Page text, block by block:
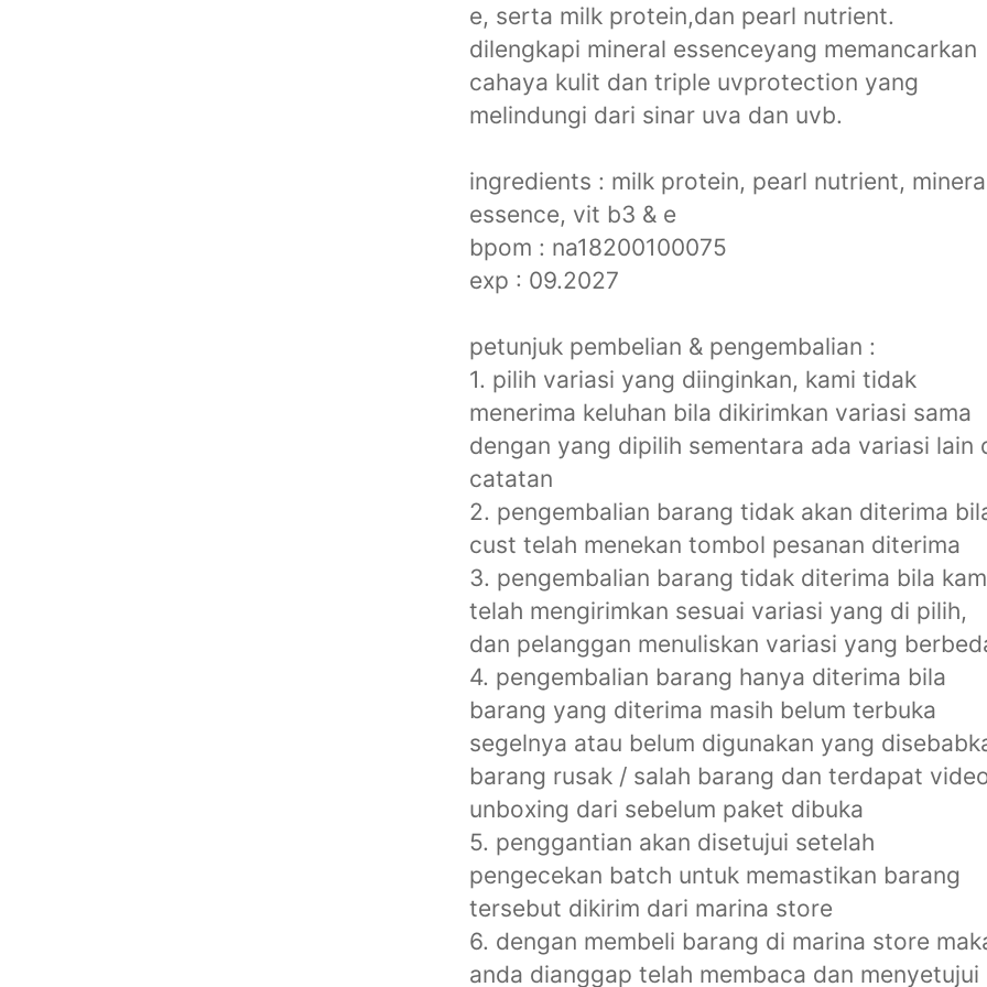
e, serta milk protein,dan pearl nutrient.
dilengkapi mineral essenceyang memancarkan
cahaya kulit dan triple uvprotection yang
melindungi dari sinar uva dan uvb.
ingredients : milk protein, pearl nutrient,
essence, vit b3 & e
bpom : na18200100075
exp : 09.2027
petunjuk pembelian & pengembalian :
1. pilih variasi yang diinginkan, kami tidak
menerima keluhan bila dikirimkan variasi sama
dengan yang dipilih sementara ada variasi lain
catatan
2. pengembalian barang tidak akan diterima
cust telah menekan tombol pesanan diterima
3. pengembalian barang tidak diterima bila
telah mengirimkan sesuai variasi yang di pilih,
dan pelanggan menuliskan variasi yang
4. pengembalian barang hanya diterima bila
barang yang diterima masih belum terbuka
segelnya atau belum digunakan yang
barang rusak / salah barang dan terdapat
unboxing dari sebelum paket dibuka
5. penggantian akan disetujui setelah
pengecekan batch untuk memastikan barang
tersebut dikirim dari marina store
6. dengan membeli barang di marina store
anda dianggap telah membaca dan menyetujui